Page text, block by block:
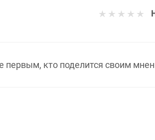
первым, кто поделится своим